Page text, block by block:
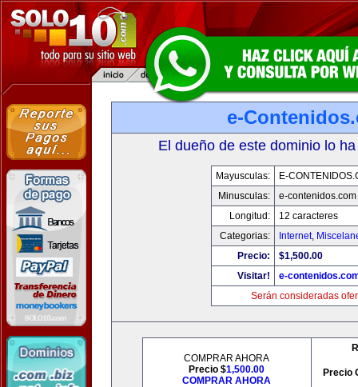
e-
El dueño de este dominio lo
Mayusculas:
E-
Minusculas:
e-contenidos.com
Longitud:
12 caracteres
Categorias:
Internet,
Precio:
$1,500.00
Visitar!
e-
Serán consideradas
COMPRAR AHORA
Precio $1,500.00
COMPRAR AHORA
Precio